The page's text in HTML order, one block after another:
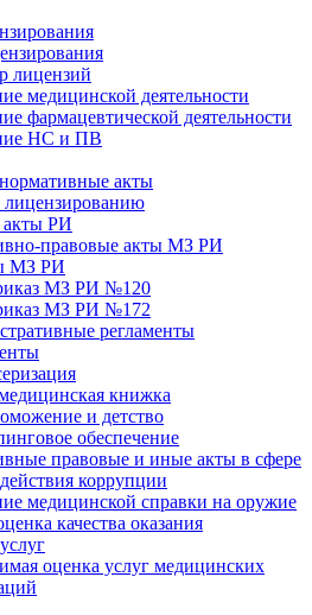
лицензий
медицинской деятельности
фармацевтической деятельности
НС и ПВ
акты
РИ
правовые акты МЗ РИ
МЗ РИ
МЗ РИ №120
МЗ РИ №172
регламенты
книжка
и детство
обеспечение
правовые и иные акты в сфере
коррупции
медицинской справки на оружие
качества оказания
оценка услуг медицинскиx